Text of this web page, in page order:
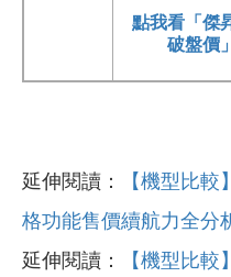
點我看「傑
破盤價」
延伸閱讀：
【機型比
格功能售價續航力全分
延伸閱讀：
【機型比